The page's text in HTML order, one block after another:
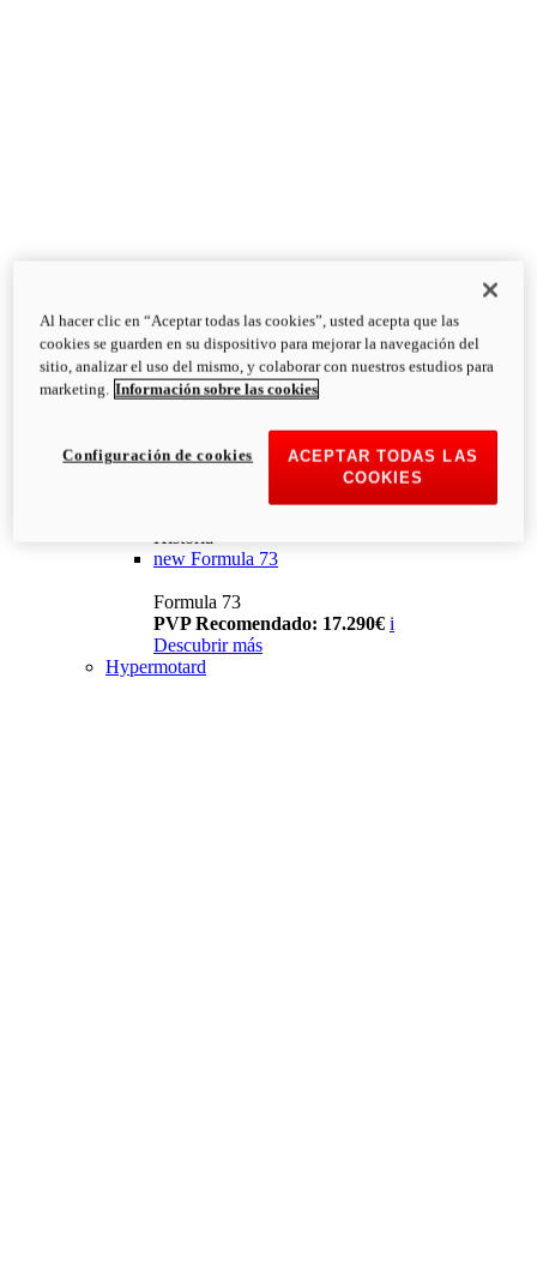
Historia
new Formula 73
Formula 73
PVP Recomendado: 17.290€ i
Descubrir más
Hypermotard
Al hacer clic en “Aceptar todas las cookies”, usted acepta que las
cookies se guarden en su dispositivo para mejorar la navegación del
sitio, analizar el uso del mismo, y colaborar con nuestros estudios para
marketing. Información sobre las cookies
ACEPTAR TODAS LAS
COOKIES
Configuración de cookies